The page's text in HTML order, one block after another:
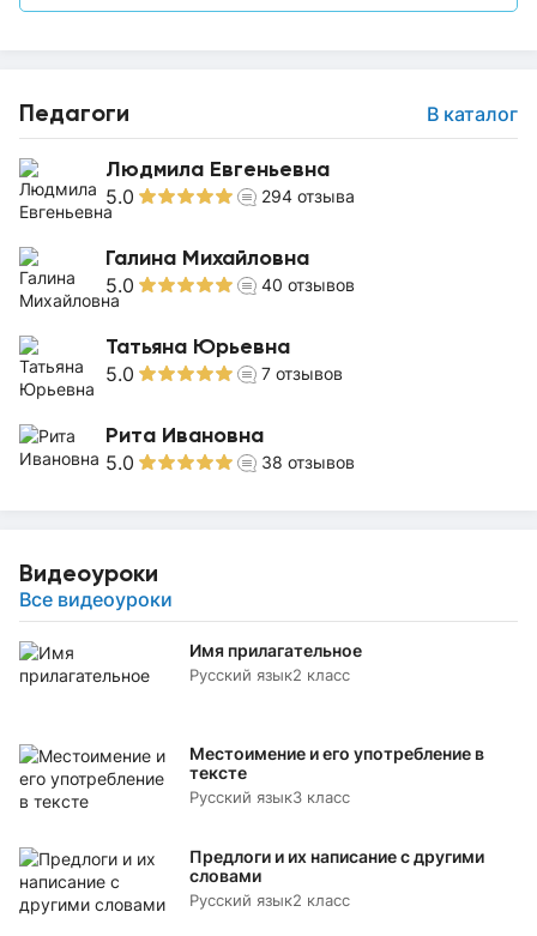
Педагоги В каталог
Людмила Евгеньевна
5.0 294 отзыва
Галина Михайловна
5.0 40 отзывов
Татьяна Юрьевна
5.0 7 отзывов
Рита Ивановна
5.0 38 отзывов
Видеоуроки
Все видеоуроки
Имя прилагательное
Русский язык2 класс
Местоимение и его употребление в
тексте
Русский язык3 класс
Предлоги и их написание с другими
словами
Русский язык2 класс